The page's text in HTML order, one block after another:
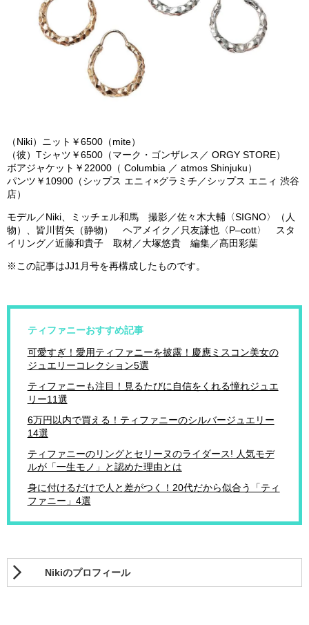
（ Niki）ニット￥ 6500 （ mite）
（彼） Tシャツ￥ 6500 （マーク・ゴンザレス／ ORGY STORE）
ボアジャケット￥ 22000 （ Columbia ／ atmos Shinjuku ）
パンツ￥ 10900 （シップス エニィ×グラミチ／シップス エニィ 渋谷
店）
モデル／ Niki ミッチェル和馬 撮影／佐々木大輔〈SIGNO〉（人
物）、皆川哲矢（静物） ヘアメイク／只 友謙也〈 P–cott〉 スタ
イリング／近藤和貴子 取材／大塚悠貴 編集／髙田彩葉
※ この記事はJJ1 月号を再構成したものです。
ティファニーおすすめ記事
可愛すぎ！愛用ティファニーを披露！慶應ミスコン美女の
ジュエリーコレクション5選
ティファニーも注目！見るたびに自信をくれる憧れジュエ
リー11選
6万円以内で買える！ティファニーのシルバージュエリー
14選
ティファニーのリングとセリーヌのライダース! 人気モデ
ルが「一生モノ」と認めた理由とは
身に付けるだけで人と差がつく！20代だから似合う「ティ
ファニー」4選
Nikiのプロフィール